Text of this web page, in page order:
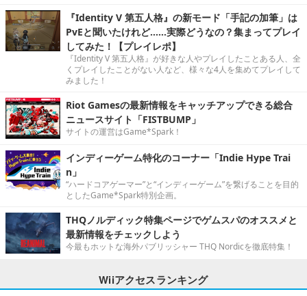
『Identity V 第五人格』の新モード「手記の加筆」は
PvEと聞いたけれど……実際どうなの？集まってプレイ
してみた！【プレイレポ】
『Identity V 第五人格』が好きな人やプレイしたことある人、全
くプレイしたことがない人など、様々な4人を集めてプレイして
みました！
Riot Gamesの最新情報をキャッチアップできる総合
ニュースサイト「FISTBUMP」
サイトの運営はGame*Spark！
インディーゲーム特化のコーナー「Indie Hype Trai
n」
“ハードコアゲーマー”と“インディーゲーム”を繋げることを目的
としたGame*Spark特別企画。
THQノルディック特集ページでゲムスパのオススメと
最新情報をチェックしよう
今最もホットな海外パブリッシャー THQ Nordicを徹底特集！
Wiiアクセスランキング